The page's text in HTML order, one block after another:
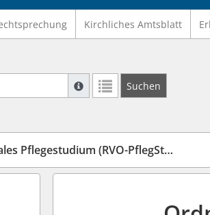
Kirchliches Amtsblatt
Suche mit Platzhalter "*",
Weitere Suchoperatoren
Suchen
(RVO-PflegSt-dual)